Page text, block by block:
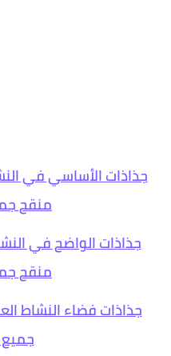
جذاذات الأساسي في
منقح
جذاذات الواضح في
منقح
جذاذات فضاء النشاط